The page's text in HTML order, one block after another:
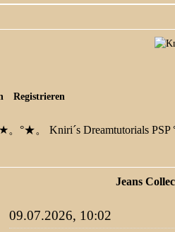
Registrieren
。°★。 Kniri´s Dreamtutorials
Jeans
09.07.2026, 10:02